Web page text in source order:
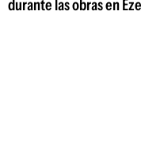
durante las obras en